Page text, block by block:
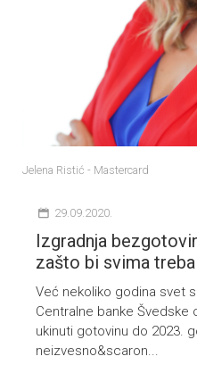
Jelena Ristić - Mastercard
29.09.2020.
Izgradnja
zašto bi svima
Već nekoliko godina svet
Centralne banke Švedske
ukinuti gotovinu do 2023.
neizvesno&scaron...